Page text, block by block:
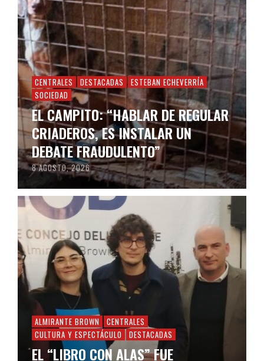
CENTRALES DESTACADAS
ESTEBAN ECHEVERRÍA
SOCIEDAD
EL CAMPITO: “HABLAR DE REGULAR
CRIADEROS, ES INSTALAR UN
DEBATE FRAUDULENTO”
8 AGOSTO, 2026
ALMIRANTE BROWN
CENTRALES
CULTURA Y ESPECTÁCULO
DESTACADAS
EL “LIBRO CON ALAS” FUE